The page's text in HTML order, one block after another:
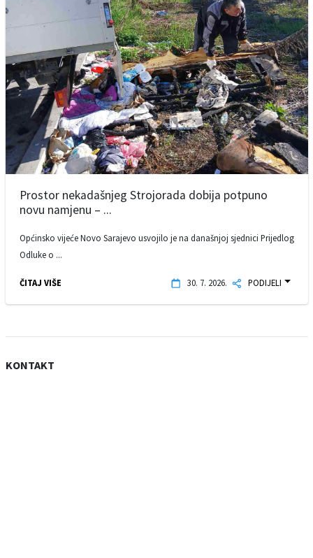
Prostor nekadašnjeg Strojorada dobija potpuno
novu namjenu – ...
Općinsko vijeće Novo Sarajevo usvojilo je na današnjoj sjednici Prijedlog
Odluke o ...
ČITAJ VIŠE 30. 7. 2026. PODIJELI
KONTAKT